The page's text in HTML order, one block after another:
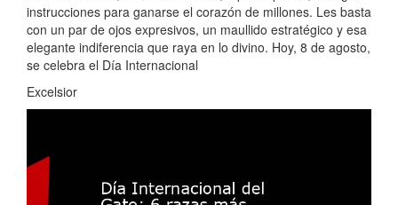
instrucciones para ganarse el corazón de millones. Les basta
con un par de ojos expresivos, un maullido estratégico y esa
elegante indiferencia que raya en lo divino. Hoy, 8 de agosto,
se celebra el Día Internacional
Excelsior